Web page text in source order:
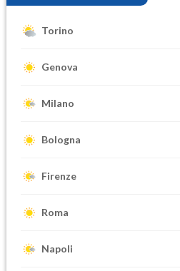
Torino
Genova
Milano
Bologna
Firenze
Roma
Napoli